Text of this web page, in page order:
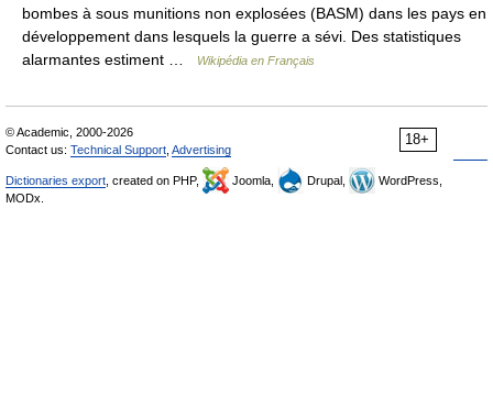
bombes à sous munitions non explosées (BASM) dans les pays en
développement dans lesquels la guerre a sévi. Des statistiques
alarmantes estiment …
Wikipédia en Français
18+
© Academic, 2000-2026
Contact us: Technical Support Advertising
Dictionaries export , created on PHP, Joomla, Drupal,
WordPress,
MODx.